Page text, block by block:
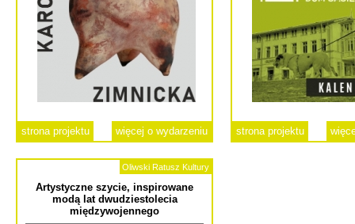
strona projektu więcej o wydarzeniu strona projektu
Oliwski Ratusz Kultury
Artystyczne szycie, inspirowane
modą lat dwudziestolecia
międzywojennego